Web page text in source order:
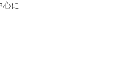
心に